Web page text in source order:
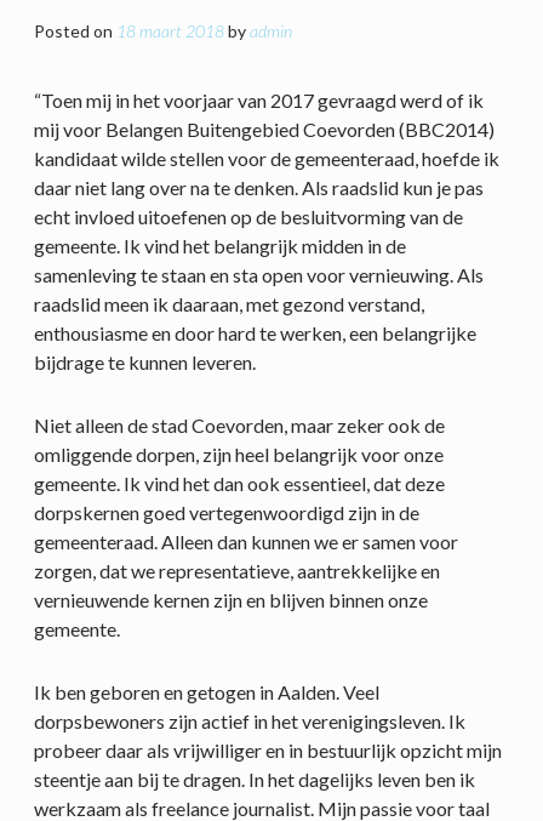
Posted on 18 maart 2018byadmin
“Toen mij in het voorjaar van 2017 gevraagd werd of ik
mij voor Belangen Buitengebied Coevorden (BBC2014)
kandidaat wilde stellen voor de gemeenteraad, hoefde ik
daar niet lang over na te denken. Als raadslid kun je pas
echt invloed uitoefenen op de besluitvorming van de
gemeente. Ik vind het belangrijk midden in de
samenleving te staan en sta open voor vernieuwing. Als
raadslid meen ik daaraan, met gezond verstand,
enthousiasme en door hard te werken, een belangrijke
bijdrage te kunnen leveren.
Niet alleen de stad Coevorden, maar zeker ook de
omliggende dorpen, zijn heel belangrijk voor onze
gemeente. Ik vind het dan ook essentieel, dat deze
dorpskernen goed vertegenwoordigd zijn in de
gemeenteraad. Alleen dan kunnen we er samen voor
zorgen, dat we representatieve, aantrekkelijke en
vernieuwende kernen zijn en blijven binnen onze
gemeente.
Ik ben geboren en getogen in Aalden. Veel
dorpsbewoners zijn actief in het verenigingsleven. Ik
probeer daar als vrijwilliger en in bestuurlijk opzicht mijn
steentje aan bij te dragen. In het dagelijks leven ben ik
werkzaam als freelance journalist. Mijn passie voor taal